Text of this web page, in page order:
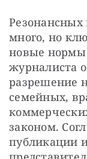
Резонансных
много, но
новые нормы
журналиста
разрешение
семейных,
законом.
публикации